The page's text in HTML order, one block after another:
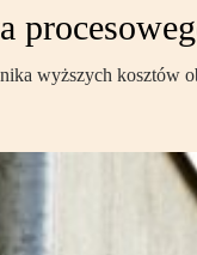
wyższych